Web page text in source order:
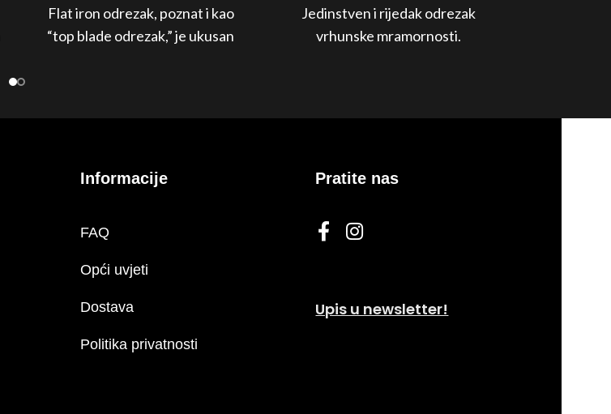
Flat iron odrezak, poznat i kao
“top blade odrezak,” je ukusan
Jedinstven i rijedak odrezak
vrhunske mramornosti.
Informacije
FAQ
Opći uvjeti
Dostava
Politika privatnosti
Pratite nas
Upis u newsletter!